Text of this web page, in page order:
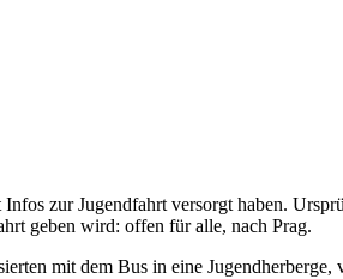
zur Jugendfahrt versorgt haben.
geben wird: offen für alle, nach Prag.
mit dem Bus in eine